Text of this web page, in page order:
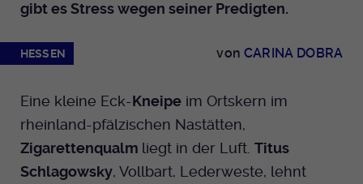
gibt es Stress wegen seiner Predigten.
HESSEN vonCARINA DOBRA
Eine kleine Eck-Kneipe im Ortskern im
rheinland-pfälzischen Nastätten,
Zigarettenqualm liegt in der Luft. Titus
Schlagowsky, Vollbart, Lederweste, lehnt
Dieser Cookie wird genutzt um
Backend eingelogged ist und die Seite
Name fe_typo_user
Anbieter EKHN
Laufzeit 13 Monate
Zweck Einzigartige Besucher ID.
Reichweiten Analyse
Name _fbp
Anbieter Facebook Ireland Limited
Cookie-Informationen anzeigen
Youtube